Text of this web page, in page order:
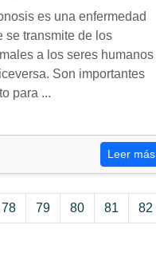
es una enfermedad
se transmite de los
a los seres humanos
Son importantes
para ...
Leer más
78 79 80 81 82